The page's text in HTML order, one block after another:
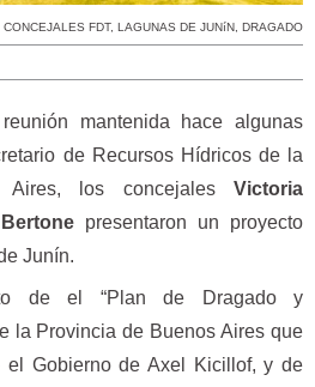
CONCEJALES FDT, LAGUNAS DE JUNíN, DRAGADO
mantenida hace algunas
de Recursos Hídricos de la
Aires, los concejales Victoria
presentaron un proyecto
Junín.
de el “Plan de Dragado y
la Provincia de Buenos Aires que
el Gobierno de Axel Kicillof, y de